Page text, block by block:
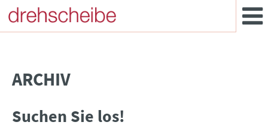
ARCHIV
Suchen Sie los!